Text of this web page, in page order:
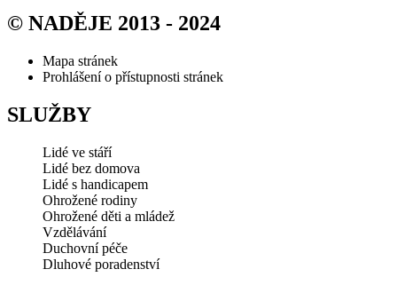
© NADĚJE 2013 - 2024
Mapa stránek
Prohlášení o přístupnosti stránek
SLUŽBY
Lidé ve stáří
Lidé bez domova
Lidé s handicapem
Ohrožené rodiny
Ohrožené děti a mládež
Vzdělávání
Duchovní péče
Dluhové poradenství